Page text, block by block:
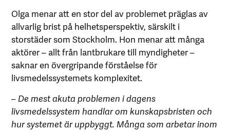
Olga menar att en stor del av problemet präglas av
allvarlig brist på helhetsperspektiv, särskilt i
storstäder som Stockholm. Hon menar att många
aktörer – allt från lantbrukare till myndigheter –
saknar en övergripande förståelse för
livsmedelssystemets komplexitet.
– De mest akuta problemen i dagens
livsmedelssystem handlar om kunskapsbristen och
hur systemet är uppbyggt. Många som arbetar inom